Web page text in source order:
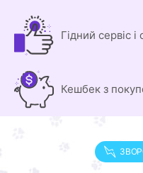
Гідний сервіс
Кешбек з